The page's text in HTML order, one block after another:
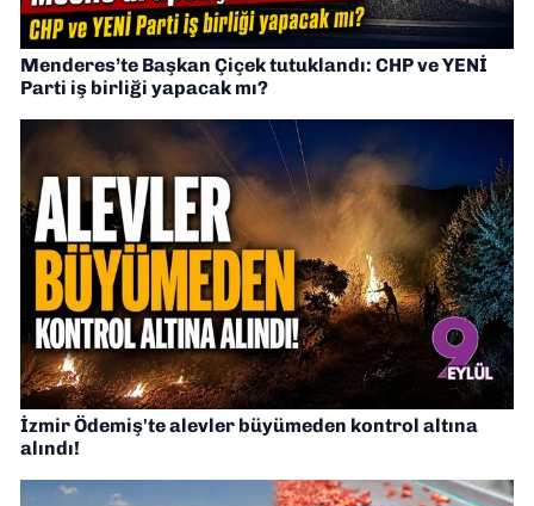
Menderes’te Başkan Çiçek tutuklandı: CHP ve YENİ
Parti iş birliği yapacak mı?
İzmir Ödemiş'te alevler büyümeden kontrol altına
alındı!